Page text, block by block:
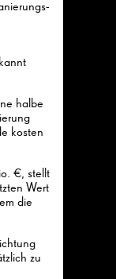
halbe
kosten
€, stellt
Wert
die
zu